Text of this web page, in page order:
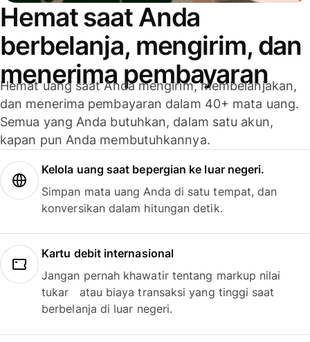
Hemat saat Anda
berbelanja, mengirim, dan
menerima pembayaran
Hemat uang saat Anda mengirim, membelanjakan,
dan menerima pembayaran dalam 40+ mata uang.
Semua yang Anda butuhkan, dalam satu akun,
kapan pun Anda membutuhkannya.
Kelola uang saat bepergian ke luar negeri.
Simpan mata uang Anda di satu tempat, dan
konversikan dalam hitungan detik.
Kartu debit internasional
Jangan pernah khawatir tentang markup nilai
tukar atau biaya transaksi yang tinggi saat
berbelanja di luar negeri.